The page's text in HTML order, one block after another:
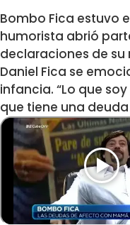
Bombo Fica estuvo
humorista abrió
declaraciones de
Daniel Fica se
infancia. “Lo que
que tiene una